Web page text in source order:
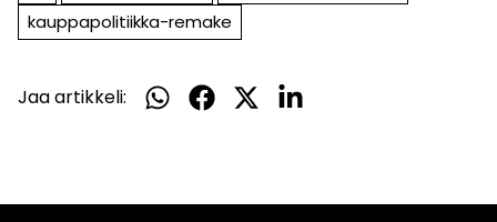
kauppapolitiikka-remake
Jaa artikkeli:
Jaa
Jaa
Jaa
Jaa